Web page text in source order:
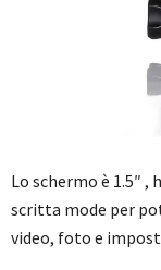
Lo schermo è 1.5″
scritta mode per
video, foto e